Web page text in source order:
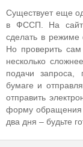
Существует еще
в ФССП. На
сделать в режиме
Но проверить сам
несколько
подачи запроса,
бумаге и
отправить
форму обращения
два дня – будьте